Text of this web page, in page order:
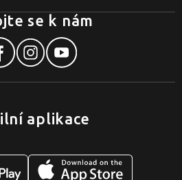
aplikace
se k nám